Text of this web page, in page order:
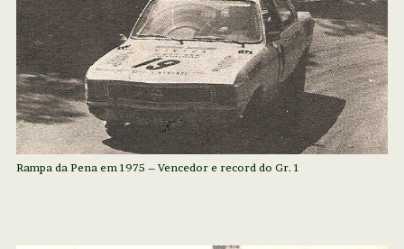
Rampa da Pena em 1975 – Vencedor e record do Gr. 1